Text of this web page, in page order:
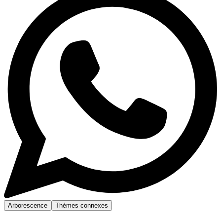
Arborescence Thèmes connexes